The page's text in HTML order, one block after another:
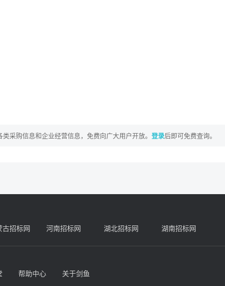
采购信息和企业经营信息，免费向广大用户开放。 登录后即可免费查询。
古招标网 河南招标网 湖北招标网 湖南招标网
帮助中心 关于剑鱼